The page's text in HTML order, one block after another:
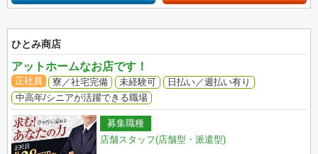
ひとみ商店
アットホームなお店です！
正社員 寮／社宅完備 未経験可
日払い／週払い有り
中高年/シニアが活躍できる職場
募集職種
店舗スタッフ(店舗型・派遣型)